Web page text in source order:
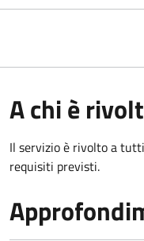
A chi è
Il servizio è rivolto a
requisiti previsti.